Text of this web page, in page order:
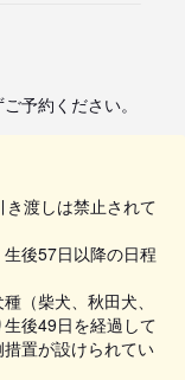
予約ください。
渡しは禁止されて
後57日以降の日程
（柴犬、秋田犬、
後49日を経過して
置が設けられてい